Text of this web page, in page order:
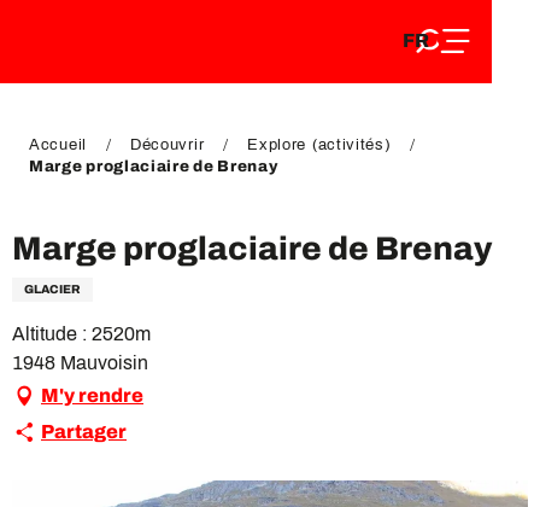
DE
FR
EN
Accueil Découvrir
Explore (activités)
Marge proglaciaire de Brenay
Marge proglaciaire de Brenay
GLACIER
Altitude : 2520m
1948 Mauvoisin
M'y rendre
Partager